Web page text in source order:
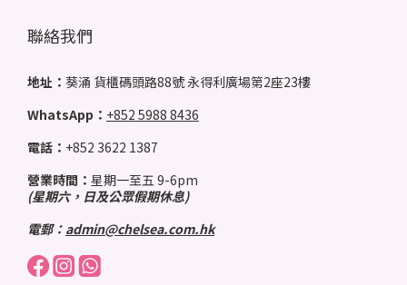
聯絡我們
地址： 葵涌 貨櫃碼頭路88號 永得利廣場第2座23樓
WhatsApp： +852 5988 8436
電話： +852 3622 1387
營業時間： 星期一至五 9-6pm
(星期六，日及公眾假期休息)
電郵： admin@chelsea.com.hk